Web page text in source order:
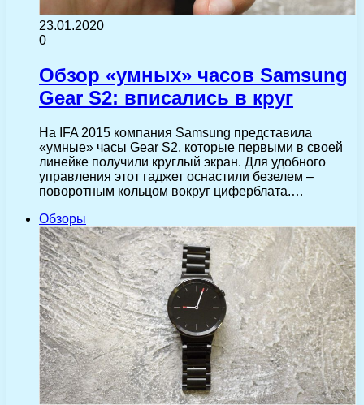
23.01.2020
0
Обзор «умных» часов Samsung
Gear S2: вписались в круг
На IFA 2015 компания Samsung представила
«умные» часы Gear S2, которые первыми в своей
линейке получили круглый экран. Для удобного
управления этот гаджет оснастили безелем –
поворотным кольцом вокруг циферблата.…
Обзоры